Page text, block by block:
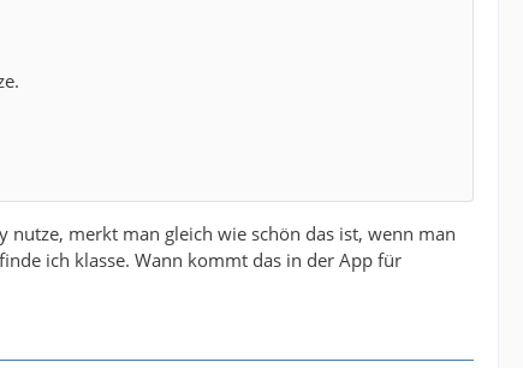
merkt man gleich wie schön das ist, wenn man
ich klasse. Wann kommt das in der App für